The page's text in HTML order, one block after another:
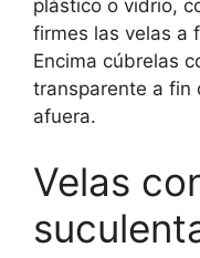
plástico o vidrio,
firmes las velas a
Encima cúbrelas
transparente a fin
afuera.
Velas